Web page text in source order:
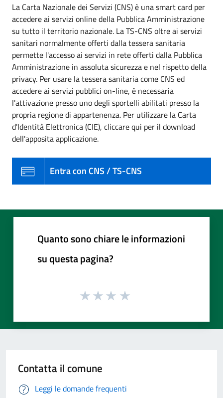
La Carta Nazionale dei Servizi (CNS) è una smart card per
accedere ai servizi online della Pubblica Amministrazione
su tutto il territorio nazionale. La TS-CNS oltre ai servizi
sanitari normalmente offerti dalla tessera sanitaria
permette l'accesso ai servizi in rete offerti dalla Pubblica
Amministrazione in assoluta sicurezza e nel rispetto della
privacy. Per usare la tessera sanitaria come CNS ed
accedere ai servizi pubblici on-line, è necessaria
l'attivazione presso uno degli sportelli abilitati presso la
propria regione di appartenenza. Per utilizzare la Carta
d'Identità Elettronica (CIE), cliccare qui per il download
dell'apposita applicazione.
Entra con CNS / TS-CNS
Quanto sono chiare le informazioni
su questa pagina?
Contatta il comune
Leggi le domande frequenti